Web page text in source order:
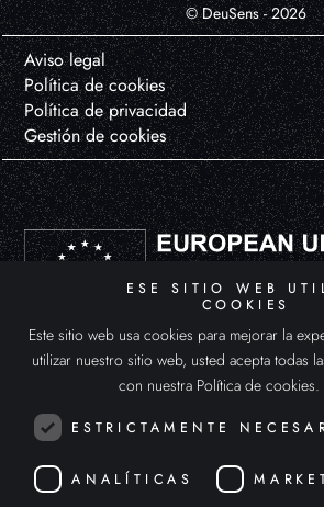
© DeuSens - 2026
Aviso legal
Política de cookies
Política de privacidad
Gestión de cookies
DEUSENS HYPERXPERIENCE, S.L. ha participado en el Programa de Iniciación a
con el apoyo de ICEX y con la cofinanciación de Fondos europeos FEDER. La
internacional de la empresa y de su entorno.
ESE SITIO WEB
COOKIES
Este sitio web usa cookies para mejorar la
utilizar nuestro sitio web, usted acepta todas
con nuestra Política de cookies.
ESTRICTAMENTE
ANALÍTICAS